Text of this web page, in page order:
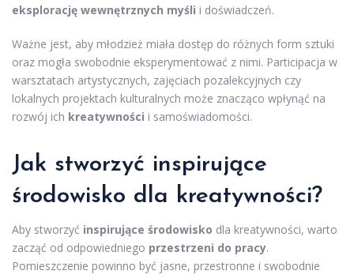
eksplorację wewnętrznych myśli i doświadczeń.
Ważne jest, aby młodzież miała dostęp do różnych form sztuki
oraz mogła swobodnie eksperymentować z nimi. Participacja w
warsztatach artystycznych, zajęciach pozalekcyjnych czy
lokalnych projektach kulturalnych może znacząco wpłynąć na
rozwój ich kreatywności i samoświadomości.
Jak stworzyć inspirujące
środowisko dla kreatywności?
Aby stworzyć inspirujące środowisko dla kreatywności, warto
zacząć od odpowiedniego przestrzeni do pracy.
Pomieszczenie powinno być jasne, przestronne i swobodnie